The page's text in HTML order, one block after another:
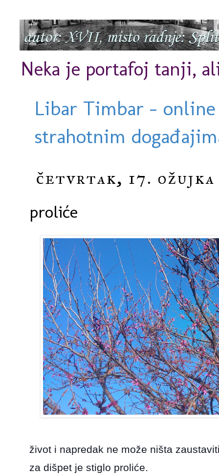
Neka je portafoj tanji,
Libar Timbar -
strahotnim
četvrtak, 17. ožujka
proliće
život i napredak ne može ništa
za dišpet je stiglo proliće.